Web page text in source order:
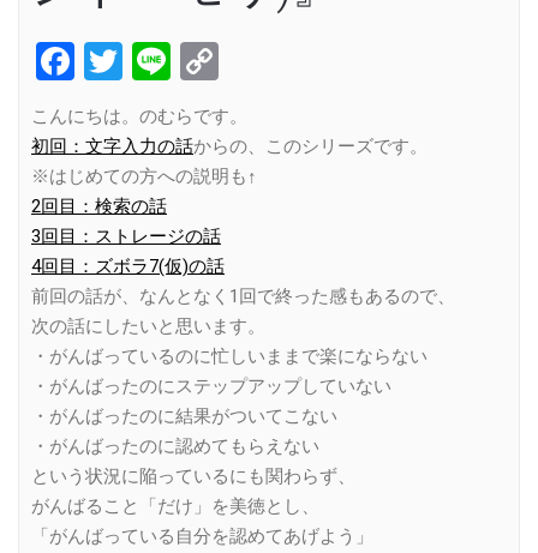
Facebook
Twitter
Line
Link
こんにちは。のむらです。
初回：文字入力の話からの、このシリーズです。
※はじめての方への説明も↑
2回目：検索の話
3回目：ストレージの話
4回目：ズボラ7(仮)の話
前回の話が、なんとなく1回で終った感もあるので、
次の話にしたいと思います。
・がんばっているのに忙しいままで楽にならない
・がんばったのにステップアップしていない
・がんばったのに結果がついてこない
・がんばったのに認めてもらえない
という状況に陥っているにも関わらず、
がんばること「だけ」を美徳とし、
「がんばっている自分を認めてあげよう」